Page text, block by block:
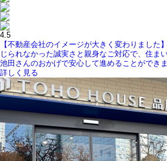
4.5
【不動産会社のイメージが大きく変わりました
じられなかった誠実さと親身なご対応で、住ま
池田さんのおかげで安心して進めることができ
詳しく見る